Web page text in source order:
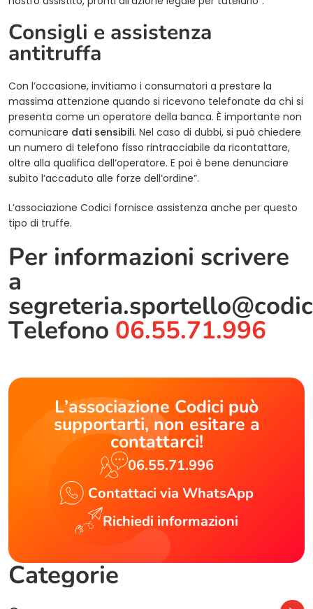
Consigli e assistenza
antitruffa
Con l’occasione, invitiamo i consumatori a prestare la
massima attenzione quando si ricevono telefonate da chi si
presenta come un operatore della banca. È importante non
comunicare dati sensibili. Nel caso di dubbi, si può chiedere
un numero di telefono fisso rintracciabile da ricontattare,
oltre alla qualifica dell’operatore. E poi è bene denunciare
subito l’accaduto alle forze dell’ordine”.
L’associazione Codici fornisce assistenza anche per questo
tipo di truffe.
Per informazioni scrivere
a
Telefono 06.55.71.996
L’associazione Codici può
supportarti, non esitare a
contattarci!
06.55.71.996
Contattaci via WhatsApp
Richiedi informazioni
Categorie